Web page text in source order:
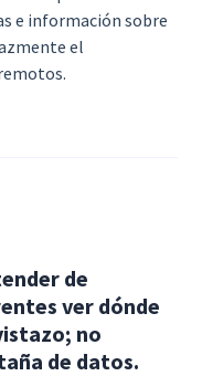
e información sobre
el
de
ver dónde
no
de datos.